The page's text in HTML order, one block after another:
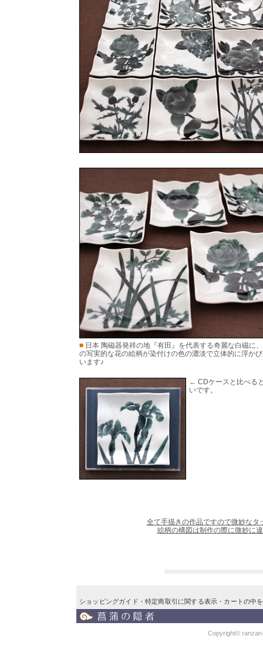
■ 日本 陶磁器発祥の地『有田』を代表する奇麗な白磁に
の写実的な花の絵柄が染付けの色の濃淡で立体的に浮か
います♪
← CDケースと比べる
いです。
全て手描きの作品ですので微妙な
絵柄の構図は制作の際に微妙に
ショッピングガイド ・特定商取引に関する表示 ・ カートの中
Copyright©